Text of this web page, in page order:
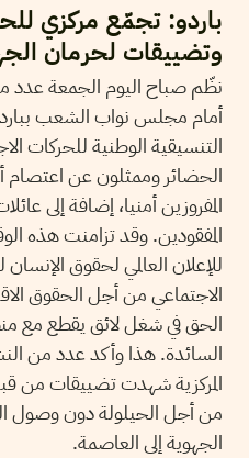
باردو: تجمّع مركزي
وتضييقات لحرمان
نظّم صباح اليوم الجمعة عدد
أمام مجلس نواب الشعب
التنسيقية الوطنية للحركات
الحضائر وممثلون عن اعتصام
المفروزين أمنيا، إضافة إلى
المفقودين. وقد تزامنت هذه
للإعلان العالمي لحقوق
الاجتماعي من أجل الحقوق
الحق في شغل لائق يقطع مع
السائدة. هذا وأكد عدد من
المركزية شهدت تضييقات من
من أجل الحيلولة دون وصول
الجهوية إلى العاصمة.